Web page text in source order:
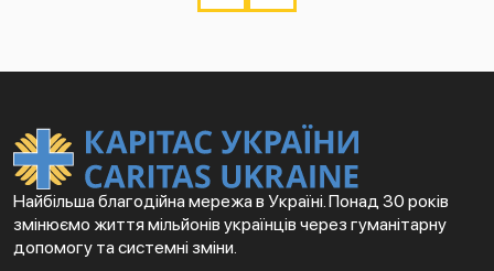
Найбільша благодійна мережа в Україні. Понад 30 років
змінюємо життя мільйонів українців через гуманітарну
допомогу та системні зміни.